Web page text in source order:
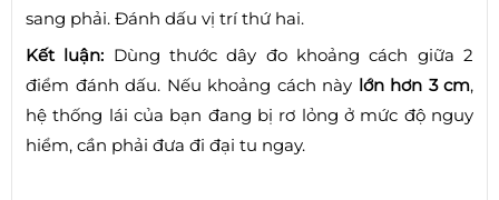
sang phải. Đánh dấu vị trí thứ hai.
Kết luận: Dùng thước dây đo khoảng cách giữa 2
điểm đánh dấu. Nếu khoảng cách này lớn hơn 3 cm,
hệ thống lái của bạn đang bị rơ lỏng ở mức độ nguy
hiểm, cần phải đưa đi đại tu ngay.